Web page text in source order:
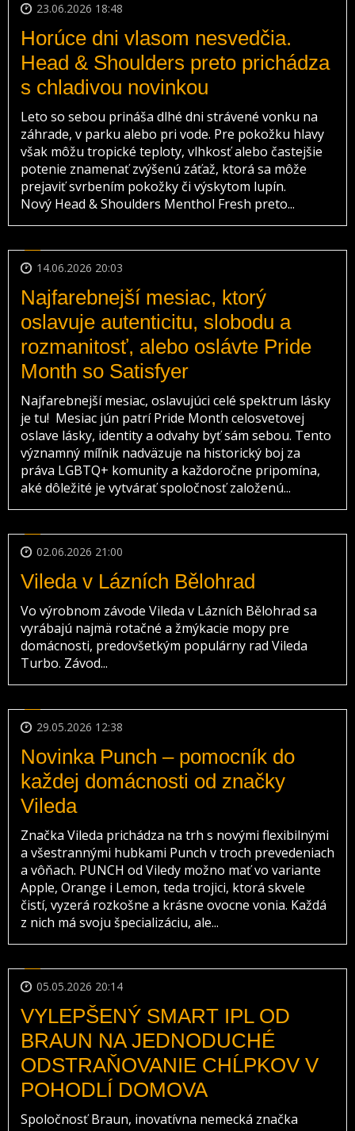
23.06.2026 18:48
Horúce dni vlasom nesvedčia.
Head & Shoulders preto prichádza
s chladivou novinkou
Leto so sebou prináša dlhé dni strávené vonku na
záhrade, v parku alebo pri vode. Pre pokožku hlavy
však môžu tropické teploty, vlhkosť alebo častejšie
potenie znamenať zvýšenú záťaž, ktorá sa môže
prejaviť svrbením pokožky či výskytom lupín.
Nový Head & Shoulders Menthol Fresh preto...
14.06.2026 20:03
Najfarebnejší mesiac, ktorý
oslavuje autenticitu, slobodu a
rozmanitosť, alebo oslávte Pride
Month so Satisfyer
Najfarebnejší mesiac, oslavujúci celé spektrum lásky
je tu! Mesiac jún patrí Pride Month celosvetovej
oslave lásky, identity a odvahy byť sám sebou. Tento
významný míľnik nadväzuje na historický boj za
práva LGBTQ+ komunity a každoročne pripomína,
aké dôležité je vytvárať spoločnosť založenú...
02.06.2026 21:00
Vileda v Lázních Bělohrad
Vo výrobnom závode Vileda v Lázních Bělohrad sa
vyrábajú najmä rotačné a žmýkacie mopy pre
domácnosti, predovšetkým populárny rad Vileda
Turbo. Závod...
29.05.2026 12:38
Novinka Punch – pomocník do
každej domácnosti od značky
Vileda
Značka Vileda prichádza na trh s novými flexibilnými
a všestrannými hubkami Punch v troch prevedeniach
a vôňach. PUNCH od Viledy možno mať vo variante
Apple, Orange i Lemon, teda trojici, ktorá skvele
čistí, vyzerá rozkošne a krásne ovocne vonia. Každá
z nich má svoju špecializáciu, ale...
05.05.2026 20:14
VYLEPŠENÝ SMART IPL OD
BRAUN NA JEDNODUCHÉ
ODSTRAŇOVANIE CHĹPKOV V
POHODLÍ DOMOVA
Spoločnosť Braun, inovatívna nemecká značka